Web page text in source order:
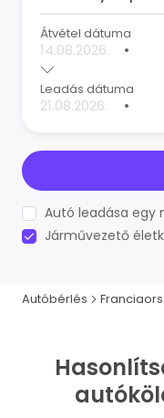
Átvétel dátuma
•
Leadás dátuma
•
Autó leadása egy
Járművezető
Autóbérlés